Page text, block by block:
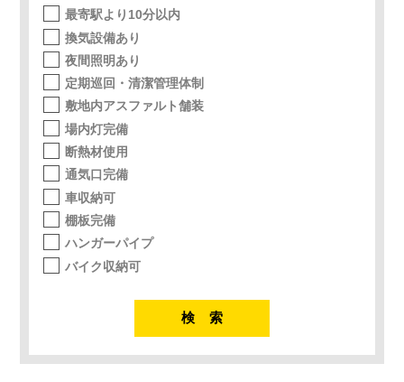
最寄駅より10分以内
換気設備あり
夜間照明あり
定期巡回・清潔管理体制
敷地内アスファルト舗装
場内灯完備
断熱材使用
通気口完備
車収納可
棚板完備
ハンガーパイプ
バイク収納可